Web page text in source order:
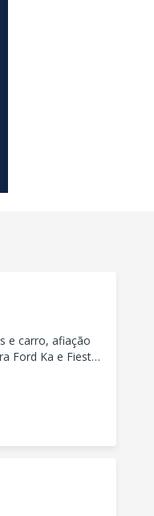
e carro, afiação
Ford Ka e Fiesta,